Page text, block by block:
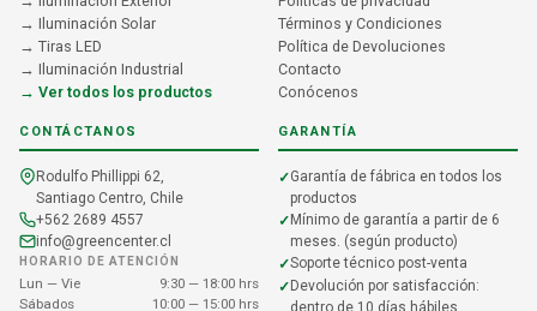
→ Iluminación Solar
→ Tiras LED
→ Iluminación Industrial
→ Ver todos los productos
Términos y Condiciones
Política de Devoluciones
Contacto
Conócenos
CONTÁCTANOS
Rodulfo Phillippi 62,
Santiago Centro, Chile
+562 2689 4557
info@greencenter.cl
HORARIO DE ATENCIÓN
Lun — Vie
9:30 — 18:00 hrs
Sábados
10:00 — 15:00 hrs
GARANTÍA
Garantía de fábrica en todos los
productos
Mínimo de garantía a partir de 6
meses. (según producto)
Soporte técnico post-venta
Devolución por satisfacción: